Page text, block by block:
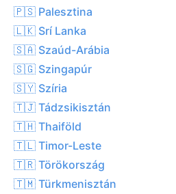
🇵🇸 Palesztina
🇱🇰 Srí Lanka
🇸🇦 Szaúd-Arábia
🇸🇬 Szingapúr
🇸🇾 Szíria
🇹🇯 Tádzsikisztán
🇹🇭 Thaiföld
🇹🇱 Timor-Leste
🇹🇷 Törökország
🇹🇲 Türkmenisztán